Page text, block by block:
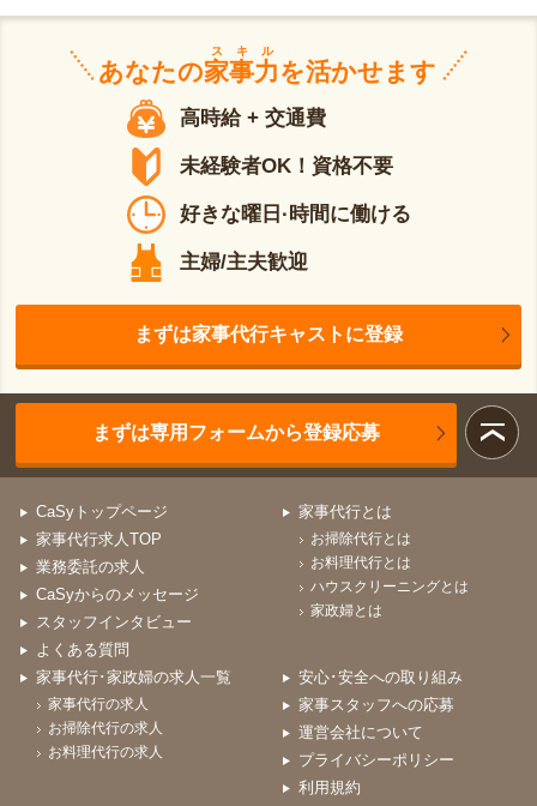
あなたの家事力
スキル
を活かせます
高時給 + 交通費
未経験者OK！資格不要
好きな曜日·時間に働ける
主婦/主夫歓迎
まずは家事代行キャストに登録
まずは専用フォームから登録応募
CaSyトップページ
家事代行求人TOP
業務委託の求人
CaSyからのメッセージ
スタッフインタビュー
よくある質問
家事代行とは
お掃除代行とは
お料理代行とは
ハウスクリーニングとは
家政婦とは
家事代行･家政婦の求人一覧
家事代行の求人
お掃除代行の求人
お料理代行の求人
安心･安全への取り組み
家事スタッフへの応募
運営会社について
プライバシーポリシー
利用規約